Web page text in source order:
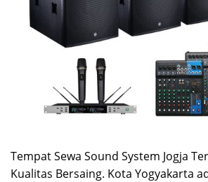
Tempat Sewa Sound System Jogja
Kualitas Bersaing. Kota Yogyakarta